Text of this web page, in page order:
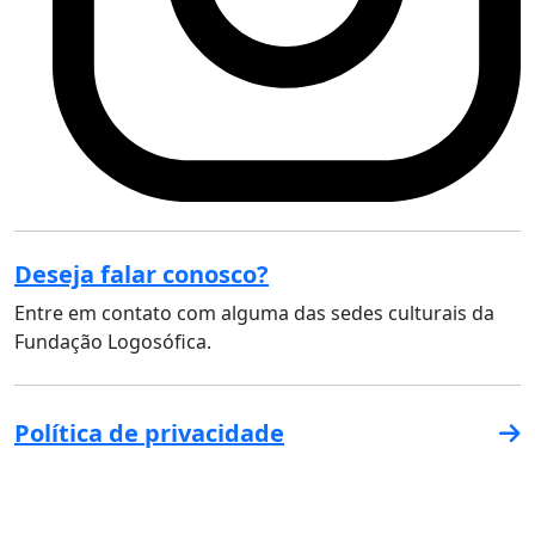
Deseja falar conosco?
Entre em contato com alguma das sedes culturais da
Fundação Logosófica.
Política de privacidade